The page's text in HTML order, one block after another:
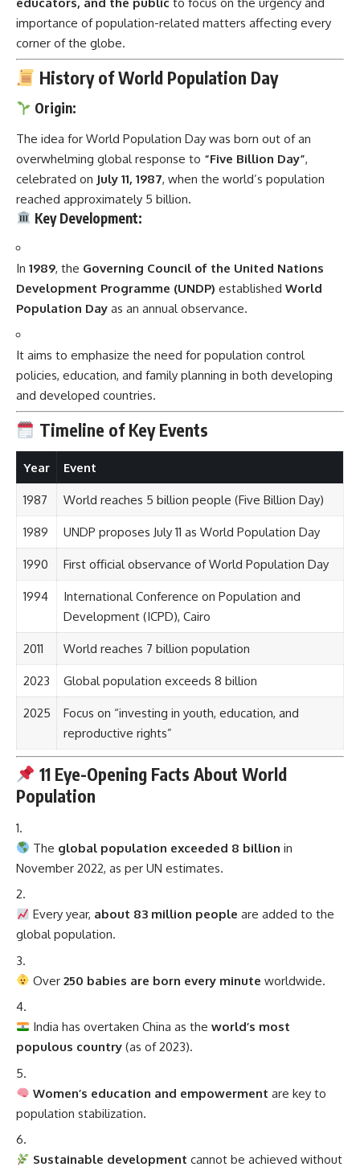
importance of population-related matters affecting every
corner of the globe.
History of World Population Day
Origin:
The idea for World Population Day was born out of an
overwhelming global response to “Five Billion Day”,
celebrated on July 11, 1987, when the world’s population
reached approximately 5 billion.
Key Development:
In 1989, the Governing Council of the United Nations
Development Programme (UNDP) established World
Population Day as an annual observance.
It aims to emphasize the need for population control
policies, education, and family planning in both developing
and developed countries.
Timeline of Key Events
Year Event
1987 World reaches 5 billion people (Five Billion Day)
1989 UNDP proposes July 11 as World Population Day
1990 First official observance of World Population Day
1994
International Conference on Population and
Development (ICPD), Cairo
2011 World reaches 7 billion population
2023 Global population exceeds 8 billion
2025
Focus on “investing in youth, education, and
reproductive rights”
11 Eye-Opening Facts About World
Population
The global population exceeded 8 billion in
November 2022, as per UN estimates.
Every year, about 83 million people are added to the
global population.
Over250 babies are born every minute worldwide.
India has overtaken China as theworld’s most
populous country (as of 2023).
Women’s education and empowerment are key to
population stabilization.
Sustainable development cannot be achieved without